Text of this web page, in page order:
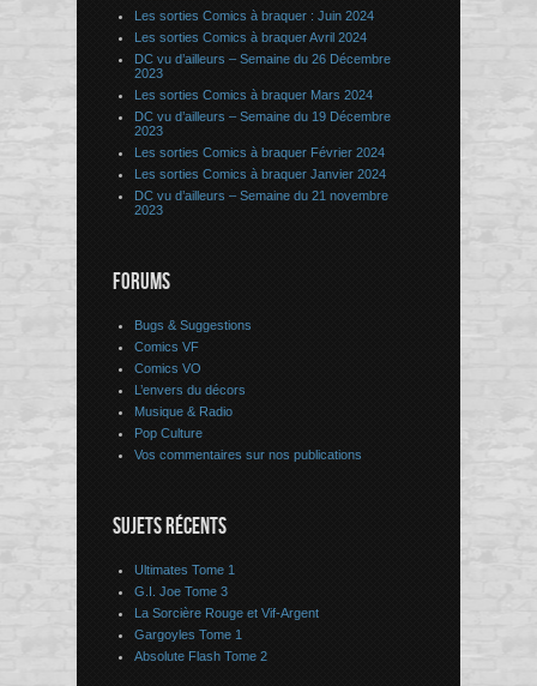
Les sorties Comics à braquer : Juin 2024
Les sorties Comics à braquer Avril 2024
DC vu d’ailleurs – Semaine du 26 Décembre
2023
Les sorties Comics à braquer Mars 2024
DC vu d’ailleurs – Semaine du 19 Décembre
2023
Les sorties Comics à braquer Février 2024
Les sorties Comics à braquer Janvier 2024
DC vu d’ailleurs – Semaine du 21 novembre
2023
FORUMS
Bugs & Suggestions
Comics VF
Comics VO
L’envers du décors
Musique & Radio
Pop Culture
Vos commentaires sur nos publications
SUJETS RÉCENTS
Ultimates Tome 1
G.I. Joe Tome 3
La Sorcière Rouge et Vif-Argent
Gargoyles Tome 1
Absolute Flash Tome 2